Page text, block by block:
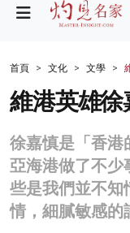
財經
生活
商業
科技
首頁 文化 文學
維港英雄
徐嘉慎是「香港
亞海港做了不少
些是我們並不知
情，細膩敏感的